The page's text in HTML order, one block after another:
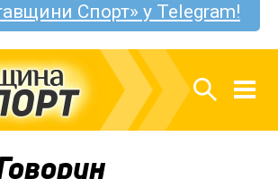
Спорт» у Telegram!